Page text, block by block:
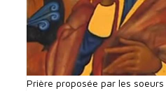
Prière proposée par les